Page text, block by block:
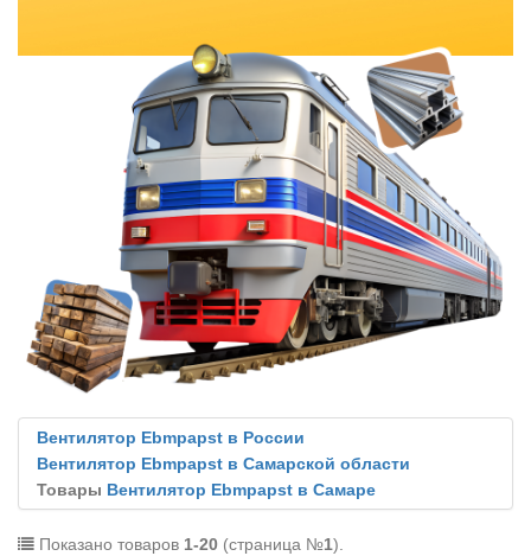
Вентилятор Ebmpapst в России
Вентилятор Ebmpapst в Самарской области
Товары Вентилятор Ebmpapst в Самаре
Показано товаров 1-20 (страница №1).